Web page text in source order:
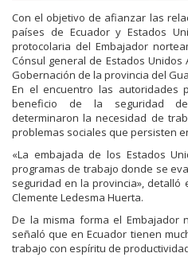
Con el objetivo de afianzar las
países de Ecuador y Estados
protocolaria del Embajador
Cónsul general de Estados Unidos
Gobernación de la provincia del
En el encuentro las autoridades
beneficio de la seguridad
determinaron la necesidad de
problemas sociales que persisten
«La embajada de los Estados
programas de trabajo donde se
seguridad en la provincia», detalló
Clemente Ledesma Huerta.
De la misma forma el Embajador
señaló que en Ecuador tienen
trabajo con espíritu de